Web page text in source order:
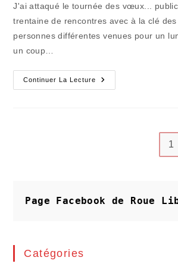
publication :
J'ai attaqué le tournée des vœux...
trentaine de rencontres avec à la clé
personnes différentes venues pour un
un coup…
Continuer La Lecture
Le
Combat
1
Page Facebook de Roue
Catégories